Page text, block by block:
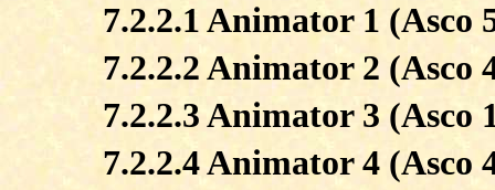
7.2.2.1 Animator 1 (Asco
7.2.2.2 Animator 2 (Asco
7.2.2.3 Animator 3 (Asco
7.2.2.4 Animator 4 (Asco